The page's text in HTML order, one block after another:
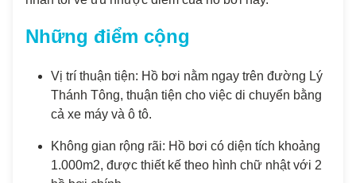
Những điểm cộng
Vị trí thuận tiện: Hồ bơi nằm ngay trên đường Lý
Thánh Tông, thuận tiện cho việc di chuyển bằng
cả xe máy và ô tô.
Không gian rộng rãi: Hồ bơi có diện tích khoảng
1.000m2, được thiết kế theo hình chữ nhật với 2